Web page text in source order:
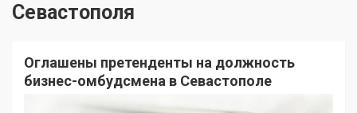
Севастополя
Оглашены претенденты на должность
бизнес-омбудсмена в Севастополе